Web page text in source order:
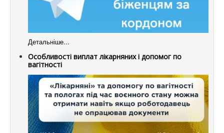
Детальніше...
Особливості виплат лікарняних і допомог по
вагітності